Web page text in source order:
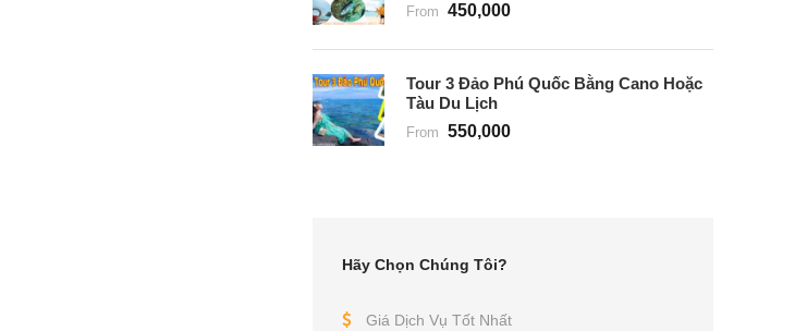
From 450,000
Tour 3 Đảo Phú Quốc Bằng Cano Hoặc
Tàu Du Lịch
From 550,000
Hãy Chọn Chúng Tôi?
Giá Dịch Vụ Tốt Nhất